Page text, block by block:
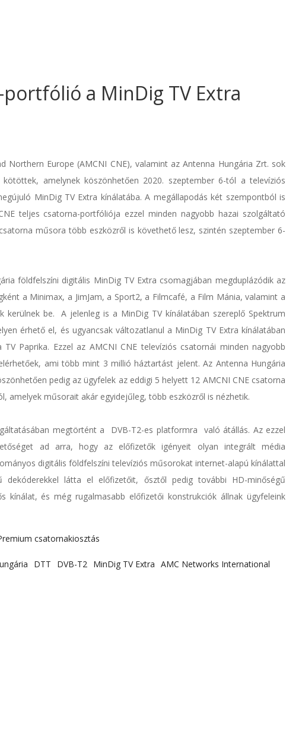
portfólió a MinDig TV Extra
Northern Europe (AMCNI CNE), valamint az Antenna Hungária Zrt. sok
amelynek köszönhetően 2020. szeptember 6-tól a televíziós
MinDig TV Extra kínálatába. A megállapodás két szempontból is
teljes csatorna-portfóliója ezzel minden nagyobb hazai szolgáltató
műsora több eszközről is követhető lesz, szintén szeptember 6-
földfelszíni digitális MinDig TV Extra csomagjában megduplázódik az
a Minimax, a JimJam, a Sport2, a Filmcafé, a Film Mánia, valamint a
kerülnek be. A jelenleg is a MinDig TV kínálatában szereplő Spektrum
érhető el, és ugyancsak változatlanul a MinDig TV Extra kínálatában
Paprika. Ezzel az AMCNI CNE televíziós csatornái minden nagyobb
ami több mint 3 millió háztartást jelent. Az Antenna Hungária
pedig az ügyfelek az eddigi 5 helyett 12 AMCNI CNE csatorna
amelyek műsorait akár egyidejűleg, több eszközről is nézhetik.
megtörtént a DVB-T2-es platformra való átállás. Az ezzel
ad arra, hogy az előfizetők igényeit olyan integrált média
digitális földfelszíni televíziós műsorokat internet-alapú kínálattal
dekóderekkel látta el előfizetőit, ősztől pedig további HD-minőségű
kínálat, és még rugalmasabb előfizetői konstrukciók állnak ügyfeleink
csatornakiosztás
DTT DVB-T2 MinDig TV Extra AMC Networks International